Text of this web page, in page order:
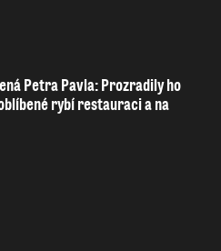
Petra Pavla: Prozradily ho
rybí restauraci a na